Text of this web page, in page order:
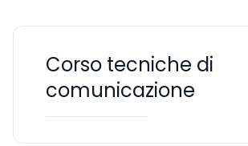
Corso tecniche di
comunicazione